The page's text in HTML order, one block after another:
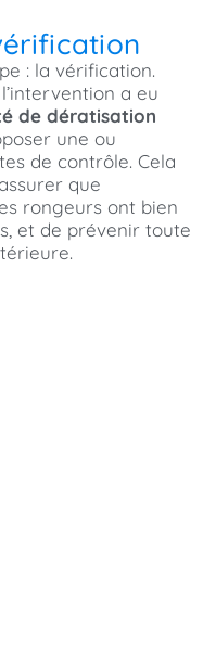
: la vérification.
a eu
de dératisation
une ou
de contrôle. Cela
que
rongeurs ont bien
et de prévenir toute